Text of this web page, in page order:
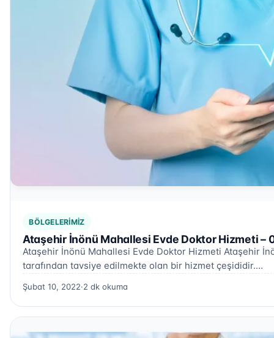
BÖLGELERIMIZ
Ataşehir İnönü Mahallesi Evde Doktor Hizmeti –
Ataşehir İnönü Mahallesi Evde Doktor Hizmeti Ataşehir
tarafından tavsiye edilmekte olan bir hizmet çeşididir.…
Şubat 10, 2022·2 dk okuma